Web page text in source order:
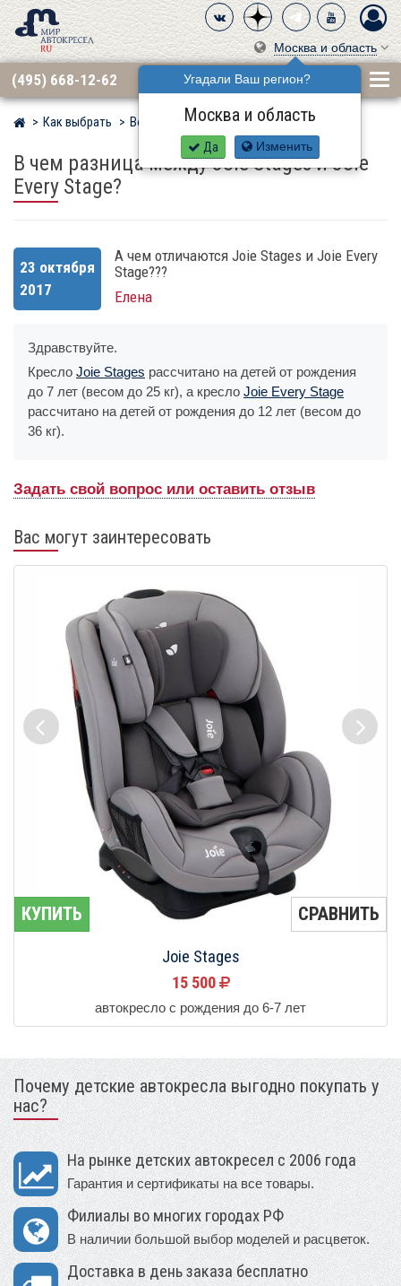
Москва и область
Угадали Ваш регион?
Москва и область
Да Изменить
(495) 668-12-62
Мир детских автокресел
Как выбрать Вопросы
В чем разница между Joie Stages и Joie
Every Stage?
23 октября
2017
А чем отличаются Joie Stages и Joie Every
Stage???
Елена
Здравствуйте.
Кресло Joie Stages рассчитано на детей от рождения
до 7 лет (весом до 25 кг), а кресло Joie Every Stage
рассчитано на детей от рождения до 12 лет (весом до
36 кг).
Задать свой вопрос или оставить отзыв
Вас могут заинтересовать
КУПИТЬ СРАВНИТЬ
Joie Stages
15 500
автокресло с рождения до 6-7 лет
Почему детские автокресла выгодно покупать у
нас?
На рынке детских автокресел с 2006 года
Гарантия и сертификаты на все товары.
Филиалы во многих городах РФ
В наличии большой выбор моделей и расцветок.
Доставка в день заказа бесплатно